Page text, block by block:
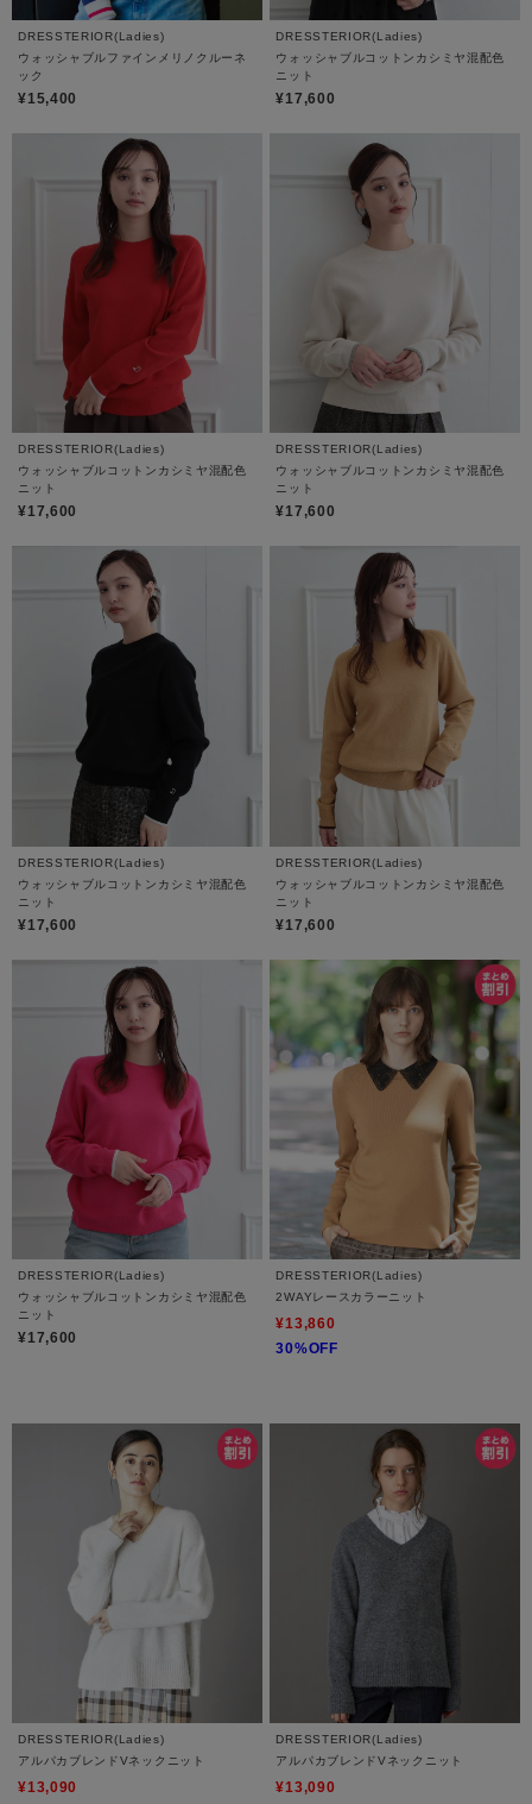
DRESSTERIOR(Ladies)
ウォッシャブルファインメリノクルーネ
ック
¥15,400
DRESSTERIOR(Ladies)
ウォッシャブルコットンカシミヤ混配色
ニット
¥17,600
DRESSTERIOR(Ladies)
ウォッシャブルコットンカシミヤ混配色
ニット
¥17,600
DRESSTERIOR(Ladies)
ウォッシャブルコットンカシミヤ混配色
ニット
¥17,600
DRESSTERIOR(Ladies)
ウォッシャブルコットンカシミヤ混配色
ニット
¥17,600
DRESSTERIOR(Ladies)
ウォッシャブルコットンカシミヤ混配色
ニット
¥17,600
DRESSTERIOR(Ladies)
ウォッシャブルコットンカシミヤ混配色
ニット
¥17,600
DRESSTERIOR(Ladies)
2WAYレースカラーニット
¥13,860
30%OFF
DRESSTERIOR(Ladies)
アルパカブレンドVネックニット
¥13,090
DRESSTERIOR(Ladies)
アルパカブレンドVネックニット
¥13,090